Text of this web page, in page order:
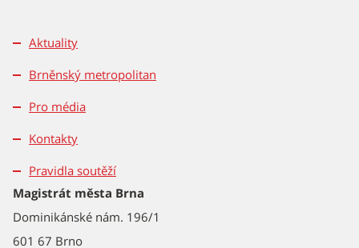
Aktuality
Brněnský metropolitan
Pro média
Kontakty
Pravidla soutěží
Magistrát města Brna
Dominikánské nám. 196/1
601 67 Brno